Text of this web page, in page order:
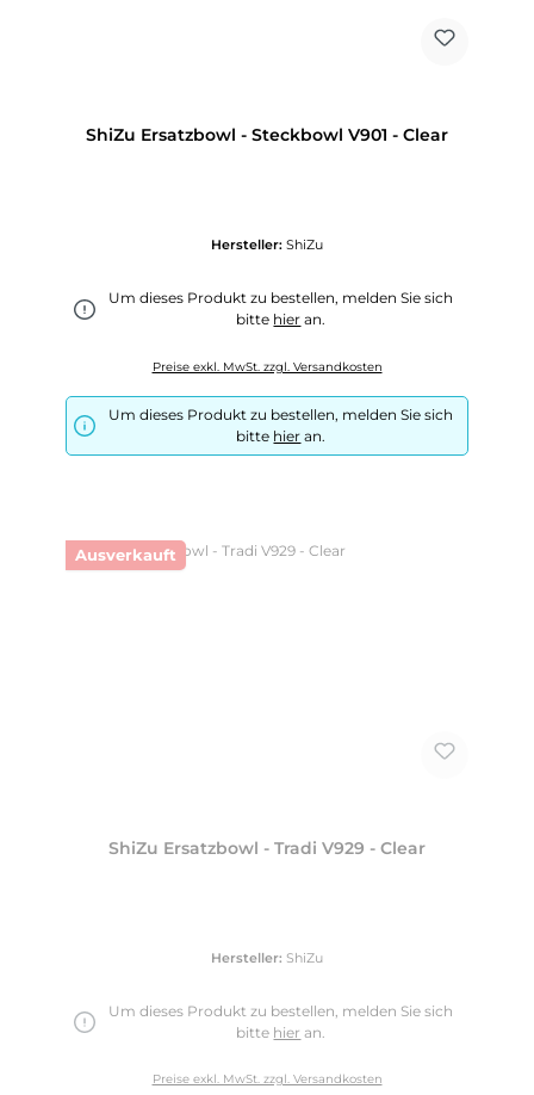
ShiZu Ersatzbowl - Steckbowl V901 - Clear
Hersteller: ShiZu
Um dieses Produkt zu bestellen, melden Sie sich
bitte hier an.
Preise exkl. MwSt. zzgl. Versandkosten
Um dieses Produkt zu bestellen, melden Sie sich
bitte hier an.
Ausverkauft
ShiZu Ersatzbowl - Tradi V929 - Clear
Hersteller: ShiZu
Um dieses Produkt zu bestellen, melden Sie sich
bitte hier an.
Preise exkl. MwSt. zzgl. Versandkosten